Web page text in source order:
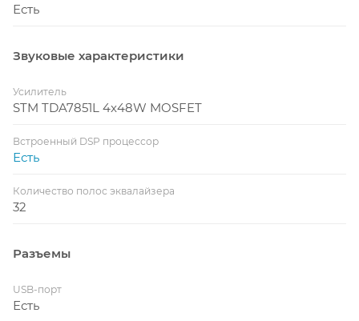
Есть
Звуковые характеристики
Усилитель
STM TDA7851L 4x48W MOSFET
Встроенный DSP процессор
Есть
Количество полос эквалайзера
32
Разъемы
USB-порт
Есть